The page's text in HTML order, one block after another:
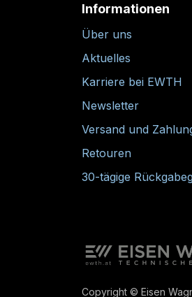
Informationen
Über uns
Aktuelles
Karriere bei EWTH
Newsletter
Versand und
Retouren
30-tägige
Copyright © Eisen